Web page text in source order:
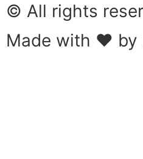
© All rights
Made with ❤ by